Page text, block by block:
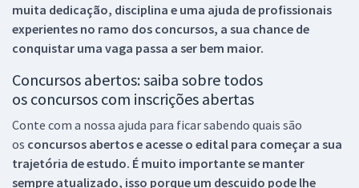
muita dedicação, disciplina e uma ajuda de profissionais
experientes no ramo dos concursos, a sua chance de
conquistar uma vaga passa a ser bem maior.
Concursos abertos: saiba sobre todos
os concursos com inscrições abertas
Conte com a nossa ajuda para ficar sabendo quais são
os concursos abertos e acesse o edital para começar a sua
trajetória de estudo. É muito importante se manter
sempre atualizado, isso porque um descuido pode lhe